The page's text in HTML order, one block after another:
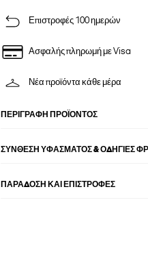
Επιστροφές 100 ημερών
Ασφαλής πληρωμή με Visa
Νέα προϊόντα κάθε μέρα
ΠΕΡΙΓΡΑΦΉ ΠΡΟΪΌΝΤΟΣ
ΣΎΝΘΕΣΗ ΥΦΆΣΜΑΤΟΣ & ΟΔΗΓΊΕΣ
ΠΑΡΑΔΟΣΗ ΚΑΙ ΕΠΙΣΤΡΟΦΕΣ